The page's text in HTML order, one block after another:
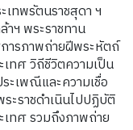
เทพรัตนราชสุดา ฯ
ฯ พระราชทาน
ารภาพถ่ายฝีพระหัตถ์
ทศ วิถีชีวิตความเป็น
เพณีและความเชื่อ
ะราชดำเนินไปปฏิบัติ
ทศ รวมถึงภาพถ่าย